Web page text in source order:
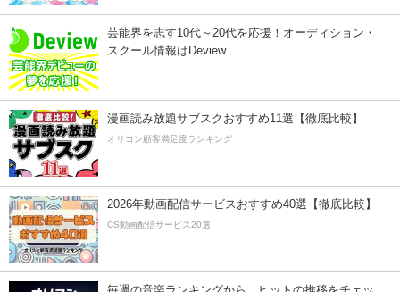
芸能界を志す10代～20代を応援！オーディション・
スクール情報はDeview
漫画読み放題サブスクおすすめ11選【徹底比較】
オリコン顧客満足度ランキング
2026年動画配信サービスおすすめ40選【徹底比較】
CS動画配信サービス20選